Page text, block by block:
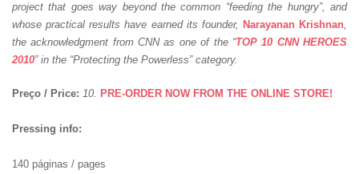
project that goes way beyond the common “feeding the hungry”, and
whose practical results have earned its founder, Narayanan Krishnan,
the acknowledgment from CNN as one of the “TOP 10 CNN HEROES
2010” in the “Protecting the Powerless” category.
Preço / Price: 10. PRE-ORDER NOW FROM THE ONLINE STORE!
Pressing info:
140 páginas / pages